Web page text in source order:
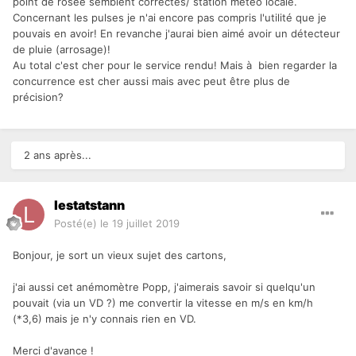
Concernant les pulses je n'ai encore pas compris l'utilité que je
pouvais en avoir! En revanche j'aurai bien aimé avoir un détecteur
de pluie (arrosage)!
Au total c'est cher pour le service rendu! Mais à bien regarder la
concurrence est cher aussi mais avec peut être plus de
précision?
2 ans après...
lestatstann
Posté(e) le 19 juillet 2019
Bonjour, je sort un vieux sujet des cartons,
j'ai aussi cet anémomètre Popp, j'aimerais savoir si quelqu'un
pouvait (via un VD ?) me convertir la vitesse en m/s en km/h
(*3,6) mais je n'y connais rien en VD.
Merci d'avance !